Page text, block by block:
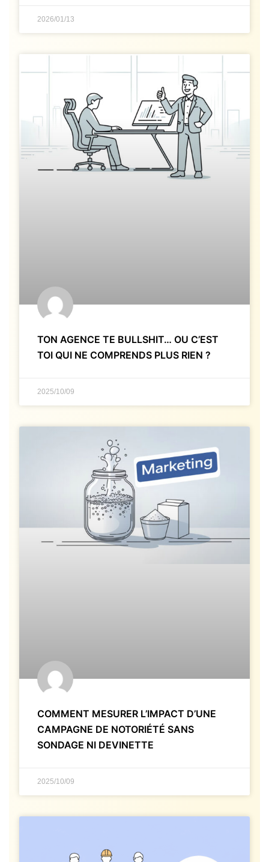
2026/01/13
TON AGENCE TE BULLSHIT… OU C’EST
TOI QUI NE COMPRENDS PLUS RIEN ?
2025/10/09
COMMENT MESURER L’IMPACT D’UNE
CAMPAGNE DE NOTORIÉTÉ SANS
SONDAGE NI DEVINETTE
2025/10/09